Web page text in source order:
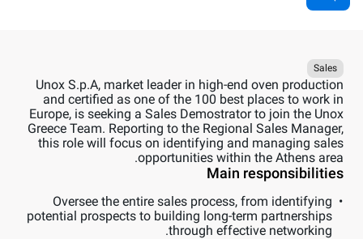
Sales
Unox S.p.A, market leader in high-end oven production
and certified as one of the 100 best places to work in
Europe, is seeking a Sales Demostrator to join the Unox
Greece Team. Reporting to the Regional Sales Manager,
this role will focus on identifying and managing sales
opportunities within the Athens area.
Main responsibilities
Oversee the entire sales process, from identifying
potential prospects to building long-term partnerships
through effective networking.